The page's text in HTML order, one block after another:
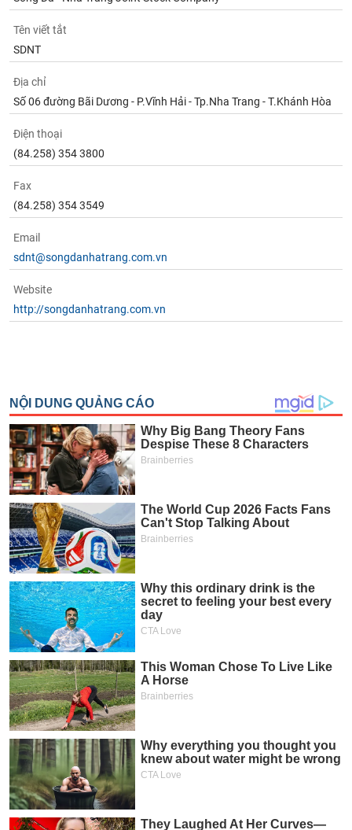
Tên viết tắt
SDNT
Địa chỉ
Số 06 đường Bãi Dương - P.Vĩnh Hải - Tp.Nha Trang - T.Khánh Hòa
Điện thoại
(84.258) 354 3800
Fax
(84.258) 354 3549
Email
sdnt@songdanhatrang.com.vn
Website
http://songdanhatrang.com.vn